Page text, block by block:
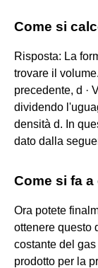
Come si
Risposta: La
trovare il
precedente, d ·
dividendo
densità d. In
dato dalla
Come si fa
Ora potete
ottenere questo
costante del
prodotto per la